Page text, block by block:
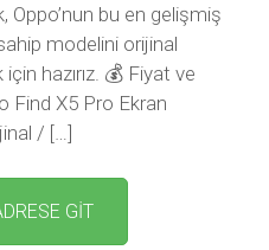
bu en gelişmiş
modelini orijinal
hazırız. 💰 Fiyat ve
Find X5 Pro Ekran
/ […]
GİT